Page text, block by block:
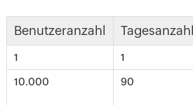
Benutzeranzahl Tagesanzahl
1 1
10.000 90